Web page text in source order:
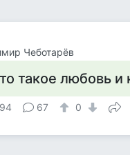
Чеботарёв
такое любовь и
67 0